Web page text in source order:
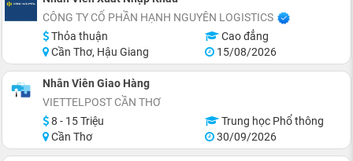
CÔNG TY CỔ PHẦN HẠNH NGUYÊN LOGISTICS
Thỏa thuận
Cao đẳng
Cần Thơ, Hậu Giang
15/08/2026
Nhân Viên Giao Hàng
VIETTELPOST CẦN THƠ
8 - 15 Triệu
Trung học Phổ thông
Cần Thơ
30/09/2026